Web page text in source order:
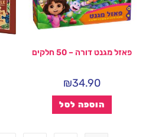
פאזל מגנט דורה – 50 חלקים
₪34.90
הוספה לסל